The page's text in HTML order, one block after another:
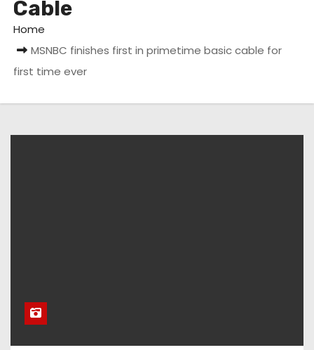
Cable
Home
MSNBC finishes first in primetime basic cable for
first time ever